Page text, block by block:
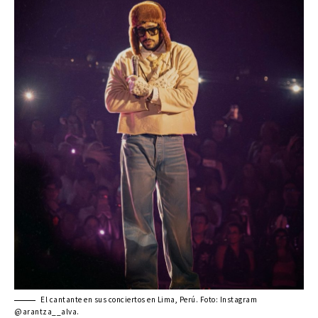
El cantante en sus conciertos en Lima, Perú. Foto: Instagram
@arantza__alva.